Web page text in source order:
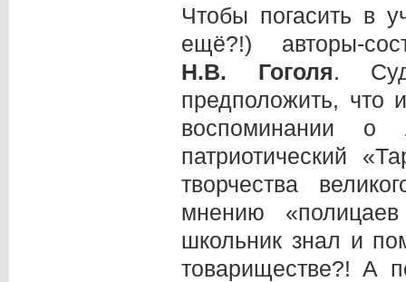
Чтобы погасить в
ещё?!) авторы-
Н.В. Гоголя.
предположить, что
воспоминании о
патриотический
творчества
мнению
школьник знал и
товариществе?! А